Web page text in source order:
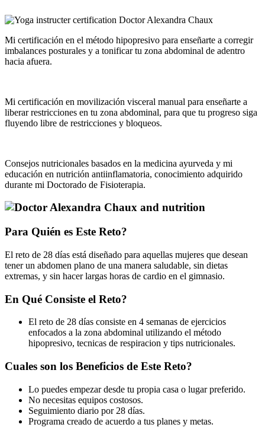
Mi certificación en el método hipopresivo para enseñarte a corregir
imbalances posturales y a tonificar tu zona abdominal de adentro
hacia afuera.
Mi certificación en movilización visceral manual para enseñarte a
liberar restricciones en tu zona abdominal, para que tu progreso siga
fluyendo libre de restricciones y bloqueos.
Consejos nutricionales basados en la medicina ayurveda y mi
educación en nutrición antiinflamatoria, conocimiento adquirido
durante mi Doctorado de Fisioterapia.
Para Quién es Este Reto?
El reto de 28 días está diseñado para aquellas mujeres que desean
tener un abdomen plano de una manera saludable, sin dietas
extremas, y sin hacer largas horas de cardio en el gimnasio.
En Qué Consiste el Reto?
El reto de 28 días consiste en 4 semanas de ejercicios
enfocados a la zona abdominal utilizando el método
hipopresivo, tecnicas de respiracion y tips nutricionales.
Cuales son los Beneficios de Este Reto?
Lo puedes empezar desde tu propia casa o lugar preferido.
No necesitas equipos costosos.
Seguimiento diario por 28 días.
Programa creado de acuerdo a tus planes y metas.